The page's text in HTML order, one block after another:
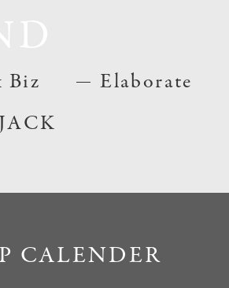
Biz
Elaborate
CALENDER